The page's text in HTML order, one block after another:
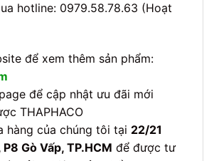
hotline: 0979.58.78.63 (Hoạt
để xem thêm sản phẩm:
để cập nhật ưu đãi mới
THAPHACO
hàng của chúng tôi tại 22/21
Gò Vấp, TP.HCM để được tư